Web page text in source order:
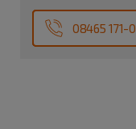
08465 171-0